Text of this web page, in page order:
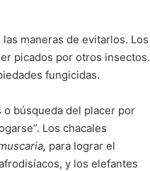
maneras de evitarlos. Los
picados por otros insectos.
fungicidas.
o búsqueda del placer por
Los chacales
para lograr el
y los elefantes